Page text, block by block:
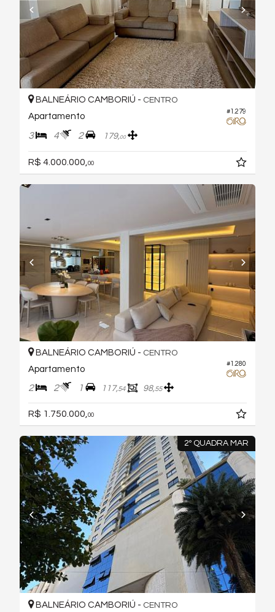
#1.279
BALNEÁRIO CAMBORIÚ - CENTRO
Apartamento
3 4 2 179,00
R$ 4.000.000, 00
#1.280
BALNEÁRIO CAMBORIÚ - CENTRO
Apartamento
2 2 1 117,54 98,55
R$ 1.750.000, 00
2º QUADRA MAR
BALNEÁRIO CAMBORIÚ - CENTRO